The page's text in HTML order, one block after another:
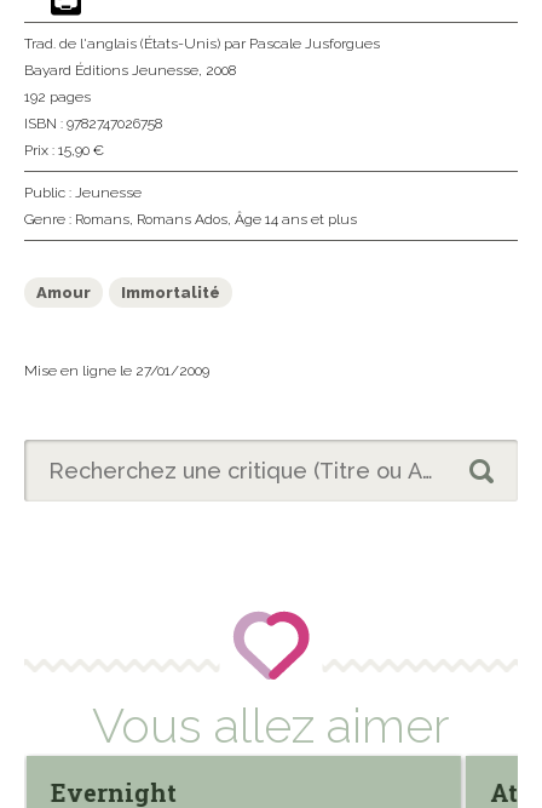
Trad. de l'anglais (États-Unis) par Pascale Jusforgues
Bayard Éditions Jeunesse, 2008
192 pages
ISBN : 9782747026758
Prix : 15,90 €
Public : Jeunesse
Genre : Romans, Romans Ados, Âge 14 ans et plus
Amour Immortalité
Mise en ligne le 27/01/2009
Vous allez aimer
Evernight